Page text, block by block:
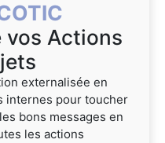
vos Actions
externalisée en
internes pour toucher
bons messages en
les actions